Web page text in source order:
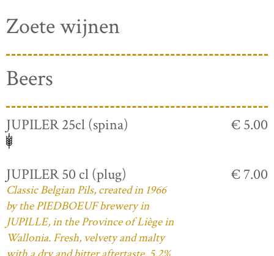
Zoete wijnen
Beers
JUPILER 25cl (spina) € 5.00
JUPILER 50 cl (plug)
Classic Belgian Pils, created in 1966
by the PIEDBOEUF brewery in
JUPILLE, in the Province of Liège in
Wallonia. Fresh, velvety and malty
€ 7.00